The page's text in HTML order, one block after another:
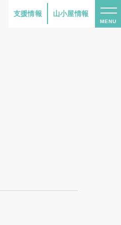
支援情報 山小屋情報
MENU